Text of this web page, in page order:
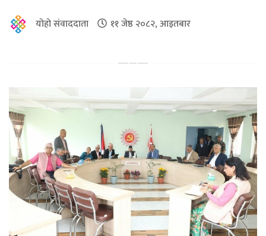
योहो संवाददाता ११ जेष्ठ २०८२, आइतबार